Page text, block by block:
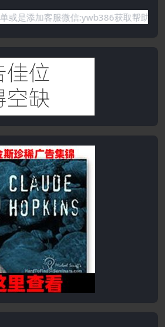
工单或是添加客服微信:ywb386获取帮